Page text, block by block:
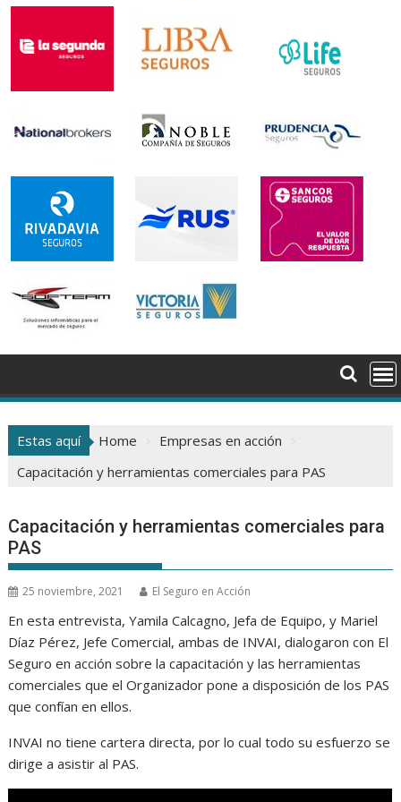
Estas aquí Home
Empresas en acción
Capacitación y herramientas comerciales para PAS
Capacitación y herramientas comerciales para
PAS
25 noviembre, 2021 El Seguro en Acción
En esta entrevista, Yamila Calcagno, Jefa de Equipo, y Mariel
Díaz Pérez, Jefe Comercial, ambas de INVAI, dialogaron con El
Seguro en acción sobre la capacitación y las herramientas
comerciales que el Organizador pone a disposición de los PAS
que confían en ellos.
INVAI no tiene cartera directa, por lo cual todo su esfuerzo se
dirige a asistir al PAS.